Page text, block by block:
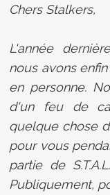
Chers Stalkers,
L'année
nous avons
en personne.
d'un feu de
quelque chose
pour vous
partie de
Publiquement,